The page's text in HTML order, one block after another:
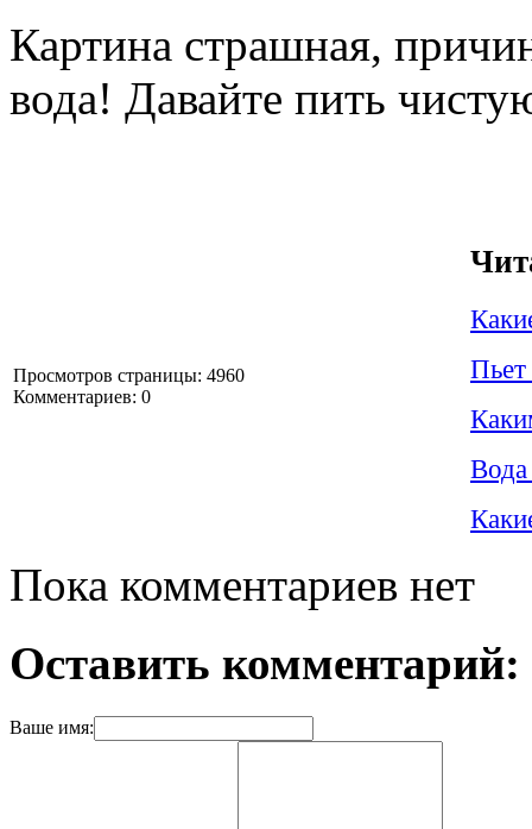
Картина страшная,
вода! Давайте пить
Просмотров страницы: 4960
Комментариев: 0
Пьет
Вода
Пока комментариев нет
Оставить комментарий:
Ваше имя: